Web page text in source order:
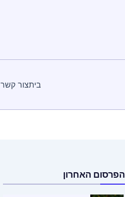
ביתצור קשר
הפרסום האחרון